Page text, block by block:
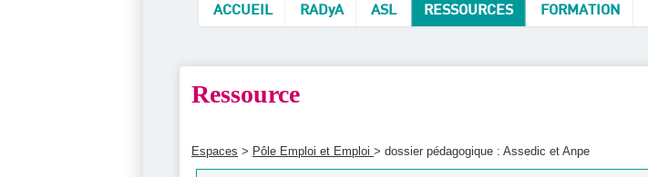
ACCUEIL RADyA ASL RESSOURCES FORMATION
Ressource
Espaces > Pôle Emploi et Emploi > dossier pédagogique : Assedic et Anpe